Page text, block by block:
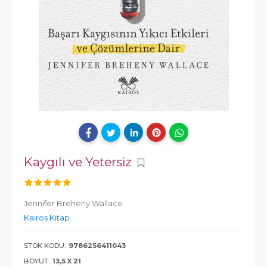
Kaygılı ve Yetersiz
Jennifer Breheny Wallace
Kairos Kitap
STOK KODU: 9786256411043
BOYUT: 13,5 X 21